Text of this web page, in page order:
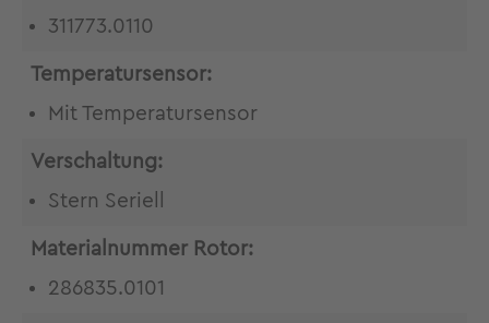
311773.0110
Temperatursensor:
Mit Temperatursensor
Verschaltung:
Stern Seriell
Materialnummer Rotor:
286835.0101